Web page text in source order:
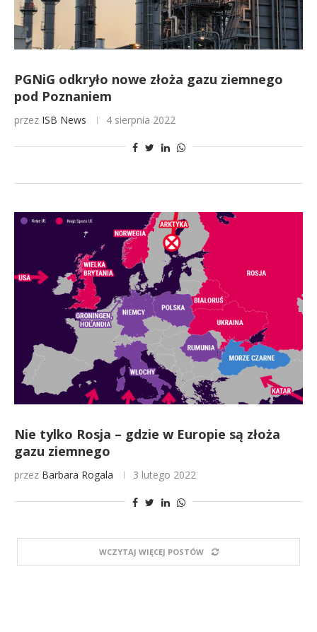
PGNiG odkryło nowe złoża gazu ziemnego
pod Poznaniem
przez ISB News 4 sierpnia 2022
Nie tylko Rosja – gdzie w Europie są złoża
gazu ziemnego
przez Barbara Rogala 3 lutego 2022
WCZYTAJ WIĘCEJ POSTÓW